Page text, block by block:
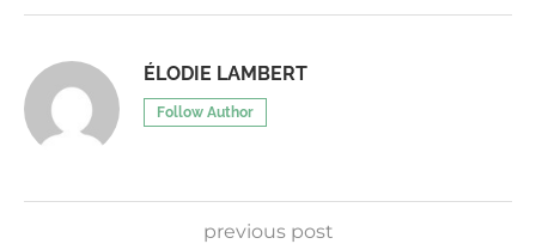
ÉLODIE LAMBERT
Follow Author
previous post